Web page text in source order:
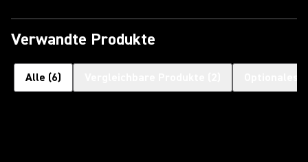
Verwandte Produkte
Alle (6)